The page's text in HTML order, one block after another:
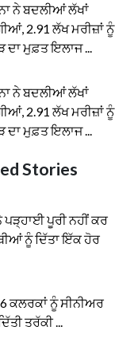
ਨੇ ਬਦਲੀਆਂ ਲੱਖਾਂ
2.91 ਲੱਖ ਮਰੀਜ਼ਾਂ ਨੂੰ
ਮੁਫ਼ਤ ਇਲਾਜ ...
ਨੇ ਬਦਲੀਆਂ ਲੱਖਾਂ
2.91 ਲੱਖ ਮਰੀਜ਼ਾਂ ਨੂੰ
ਮੁਫ਼ਤ ਇਲਾਜ ...
Stories
ਪੜ੍ਹਾਈ ਪੂਰੀ ਨਹੀਂ ਕਰ
ਨੂੰ ਦਿੱਤਾ ਇੱਕ ਹੋਰ
ਕਲਰਕਾਂ ਨੂੰ ਸੀਨੀਅਰ
ਤਰੱਕੀ ...